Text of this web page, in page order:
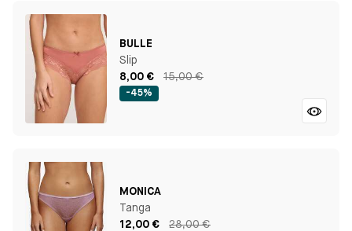
BULLE
Slip
8,00 €
15,00 €
-45%
MONICA
Tanga
12,00 €
28,00 €